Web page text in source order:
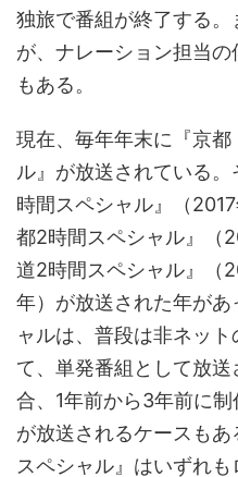
独旅で番組が終了する
が、ナレーション担当
もある。
現在、毎年年末に『京
ル』が放送されている
時間スペシャル』（
都2時間スペシャル』（
道2時間スペシャル』（
年）が放送された年が
ャルは、普段は非ネッ
て、単発番組として放
合、1年前から3年前に
が放送されるケースも
スペシャル』はいずれ